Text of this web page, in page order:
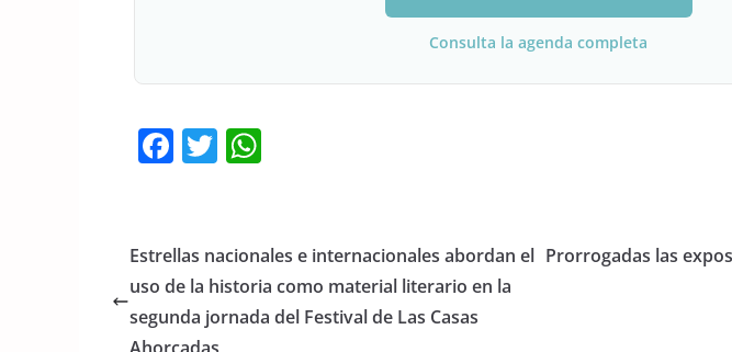
Consulta la agenda completa
F
e
b
o
T
er s
A
p
Estrellas nacionales e internacionales abordan el
uso de la historia como material literario en la
segunda jornada del Festival de Las Casas
Prorrogadas las